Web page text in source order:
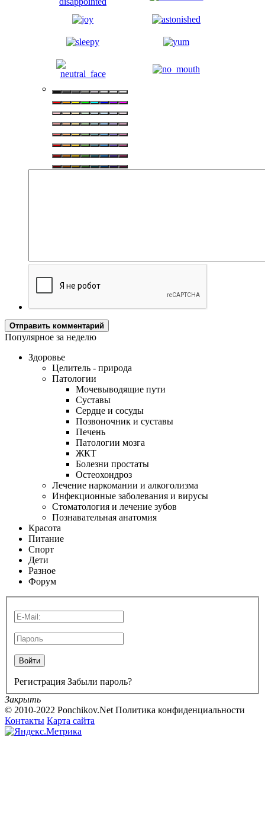
Отправить комментарий
Популярное за неделю
Здоровье
Целитель - природа
Патологии
Мочевыводящие пути
Суставы
Сердце и сосуды
Позвоночник и суставы
Печень
Патологии мозга
ЖКТ
Болезни простаты
Остеохондроз
Лечение наркомании и алкоголизма
Инфекционные заболевания и вирусы
Стоматология и лечение зубов
Познавательная анатомия
Красота
Питание
Спорт
Дети
Разное
Форум
Войти
Регистрация Забыли пароль?
Закрыть
© 2010-2022 Ponchikov.Net Политика конфиденциальности
Контакты Карта сайта